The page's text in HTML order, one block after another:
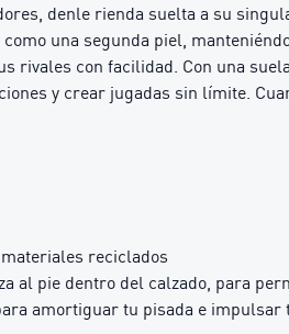
denle rienda suelta a su
una segunda piel,
rivales con facilidad. Con una
y crear jugadas sin límite.
reciclados
al pie dentro del calzado, para
amortiguar tu pisada e impulsar